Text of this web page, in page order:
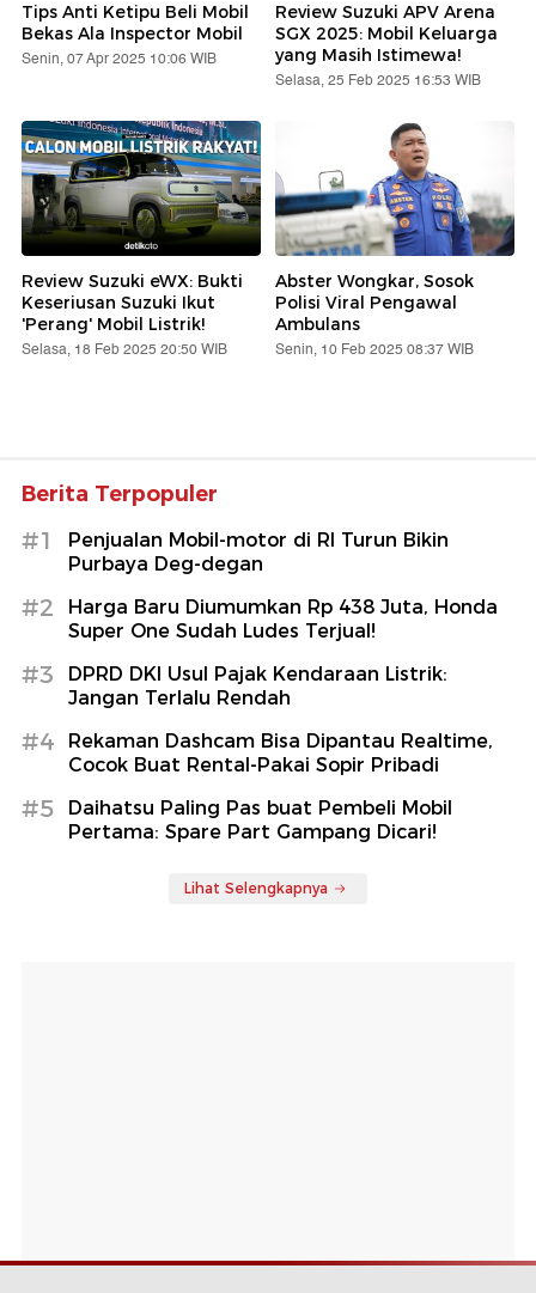
Tips Anti Ketipu Beli Mobil
Bekas Ala Inspector Mobil
Senin, 07 Apr 2025 10:06 WIB
Review Suzuki APV Arena
SGX 2025: Mobil Keluarga
yang Masih Istimewa!
Selasa, 25 Feb 2025 16:53 WIB
Review Suzuki eWX: Bukti
Keseriusan Suzuki Ikut
'Perang' Mobil Listrik!
Selasa, 18 Feb 2025 20:50 WIB
Abster Wongkar, Sosok
Polisi Viral Pengawal
Ambulans
Senin, 10 Feb 2025 08:37 WIB
Berita Terpopuler
#1
Penjualan Mobil-motor di RI Turun Bikin
Purbaya Deg-degan
#2
Harga Baru Diumumkan Rp 438 Juta, Honda
Super One Sudah Ludes Terjual!
#3
DPRD DKI Usul Pajak Kendaraan Listrik:
Jangan Terlalu Rendah
#4
Rekaman Dashcam Bisa Dipantau Realtime,
Cocok Buat Rental-Pakai Sopir Pribadi
#5
Daihatsu Paling Pas buat Pembeli Mobil
Pertama: Spare Part Gampang Dicari!
Lihat Selengkapnya